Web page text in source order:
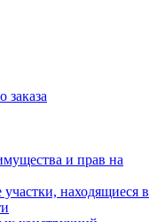
заказа
и прав на
находящиеся в